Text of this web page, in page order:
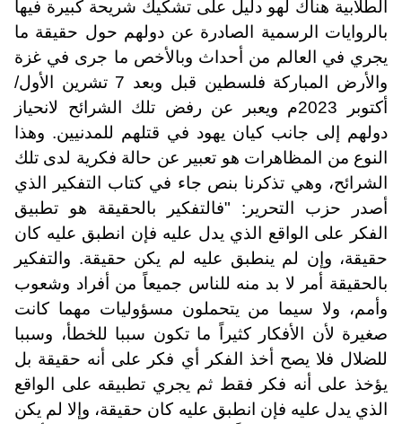
الطلابية هناك لهو دليل على تشكيك شريحة كبيرة فيها
بالروايات الرسمية الصادرة عن دولهم حول حقيقة ما
يجري في العالم من أحداث وبالأخص ما جرى في غزة
والأرض المباركة فلسطين قبل وبعد 7 تشرين الأول/
أكتوبر 2023م ويعبر عن رفض تلك الشرائح لانحياز
دولهم إلى جانب كيان يهود في قتلهم للمدنيين. وهذا
النوع من المظاهرات هو تعبير عن حالة فكرية لدى تلك
الشرائح، وهي تذكرنا بنص جاء في كتاب التفكير الذي
أصدر حزب التحرير: "فالتفكير بالحقيقة هو تطبيق
الفكر على الواقع الذي يدل عليه فإن انطبق عليه كان
حقيقة، وإن لم ينطبق عليه لم يكن حقيقة. والتفكير
بالحقيقة أمر لا بد منه للناس جميعاً من أفراد وشعوب
وأمم، ولا سيما من يتحملون مسؤوليات مهما كانت
صغيرة لأن الأفكار كثيراً ما تكون سببا للخطأ، وسببا
للضلال فلا يصح أخذ الفكر أي فكر على أنه حقيقة بل
يؤخذ على أنه فكر فقط ثم يجري تطبيقه على الواقع
الذي يدل عليه فإن انطبق عليه كان حقيقة، وإلا لم يكن